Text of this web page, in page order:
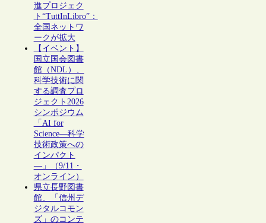
進プロジェク
ト“TuttInLibro”：
全国ネットワ
ークが拡大
【イベント】
国立国会図書
館（NDL）、
科学技術に関
する調査プロ
ジェクト2026
シンポジウム
「AI for
Science―科学
技術政策への
インパクト
―」（9/11・
オンライン）
県立長野図書
館、「信州デ
ジタルコモン
ズ」のコンテ